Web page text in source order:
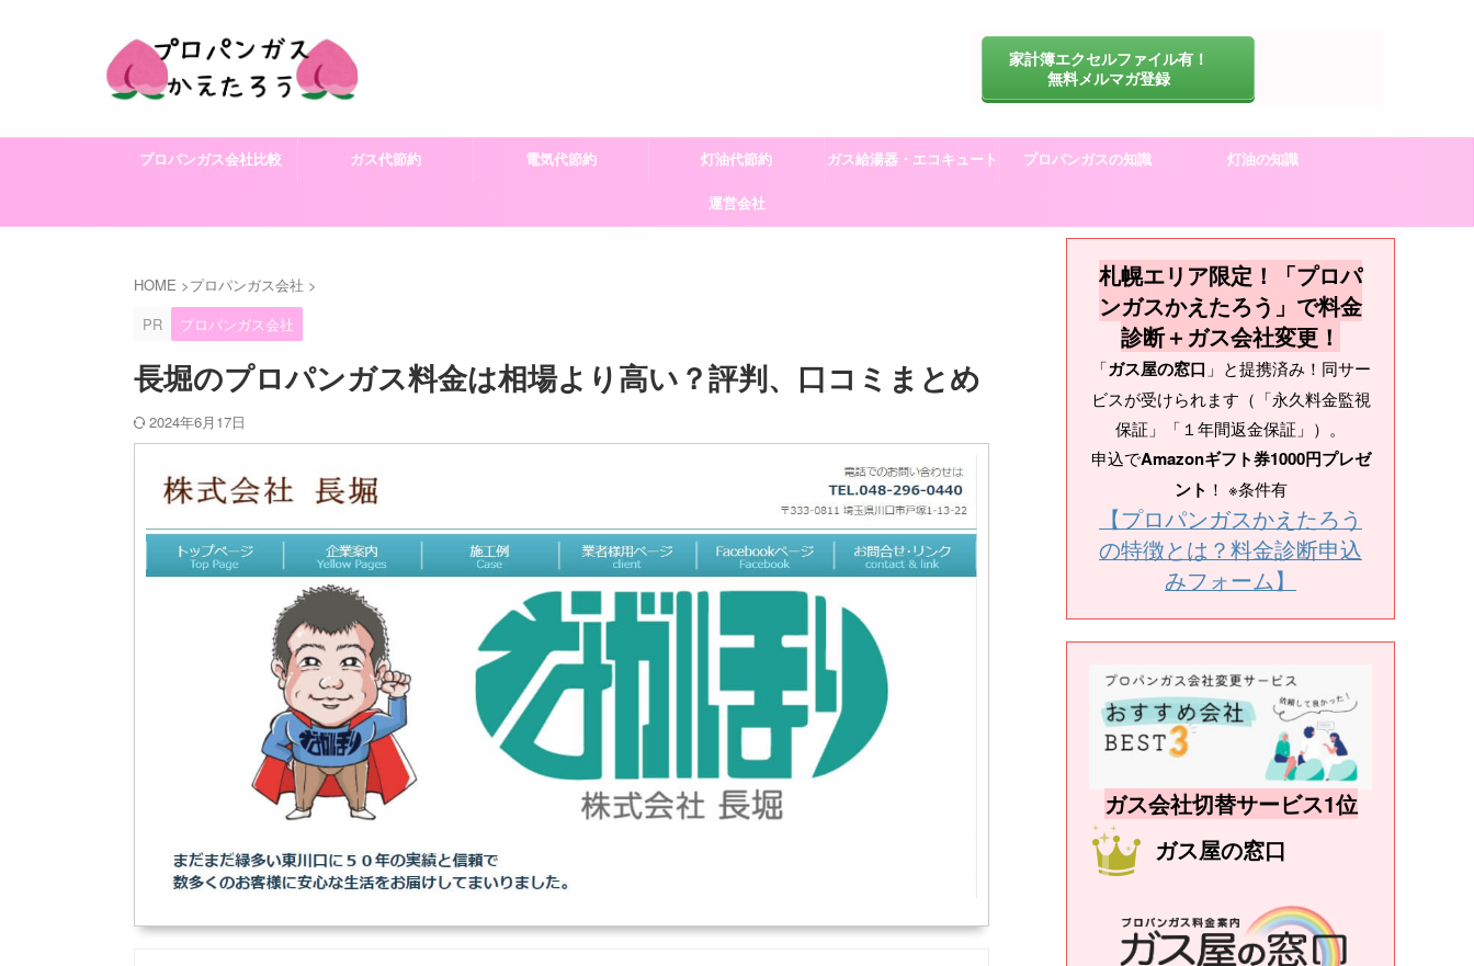
家計簿エクセルファイル有！
無料メルマガ登録
プロパンガス会社比較 ガス代節約 電気代節約 灯油代節約 ガス給湯器・エコキュート プロパンガスの知識 灯油の知識
運営会社
HOME >プロパンガス会社 >
PR
プロパンガス会社
長堀のプロパンガス料金は相場より高い？評判、口コミまとめ
2024年6月17日
札幌エリア限定！「プロパ
ンガスかえたろう」で料金
診断＋ガス会社変更！
「ガス屋の窓口 」と提携済み！同サー
ビスが受けられます（「永久料金監視
保証」「１年間返金保証」）。
申込でAmazonギフト券1000円プレゼ
ント ！ ※条件有
【プロパンガスかえたろう
の特徴とは？料金診断申込
みフォーム】
ガス会社切替サービス1位
ガス屋の窓口